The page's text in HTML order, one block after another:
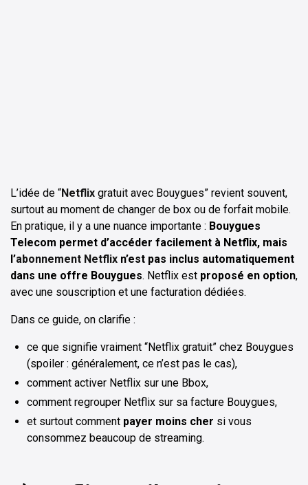
L’idée de “Netflix gratuit avec Bouygues” revient souvent,
surtout au moment de changer de box ou de forfait mobile.
En pratique, il y a une nuance importante : Bouygues
Telecom permet d’accéder facilement à Netflix, mais
l’abonnement Netflix n’est pas inclus automatiquement
dans une offre Bouygues. Netflix est proposé en option,
avec une souscription et une facturation dédiées.
Dans ce guide, on clarifie :
ce que signifie vraiment “Netflix gratuit” chez Bouygues
(spoiler : généralement, ce n’est pas le cas),
comment activer Netflix sur une Bbox,
comment regrouper Netflix sur sa facture Bouygues,
et surtout comment payer moins cher si vous
consommez beaucoup de streaming.